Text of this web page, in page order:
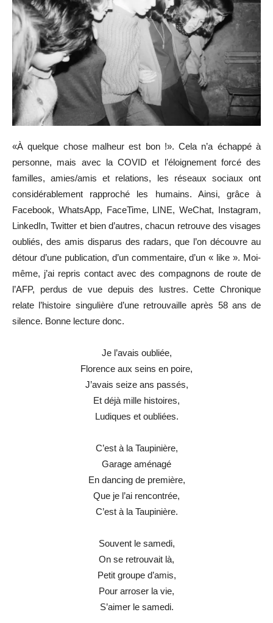
«À quelque chose malheur est bon !». Cela n’a échappé à
personne, mais avec la COVID et l’éloignement forcé des
familles, amies/amis et relations, les réseaux sociaux ont
considérablement rapproché les humains. Ainsi, grâce à
Facebook, WhatsApp, FaceTime, LINE, WeChat, Instagram,
LinkedIn, Twitter et bien d’autres, chacun retrouve des visages
oubliés, des amis disparus des radars, que l’on découvre au
détour d’une publication, d’un commentaire, d’un « like ». Moi-
même, j’ai repris contact avec des compagnons de route de
l’AFP, perdus de vue depuis des lustres. Cette Chronique
relate l’histoire singulière d’une retrouvaille après 58 ans de
silence. Bonne lecture donc.
Je l’avais oubliée,
Florence aux seins en poire,
J’avais seize ans passés,
Et déjà mille histoires,
Ludiques et oubliées.
C’est à la Taupinière,
Garage aménagé
En dancing de première,
Que je l’ai rencontrée,
C’est à la Taupinière.
Souvent le samedi,
On se retrouvait là,
Petit groupe d’amis,
Pour arroser la vie,
S’aimer le samedi.